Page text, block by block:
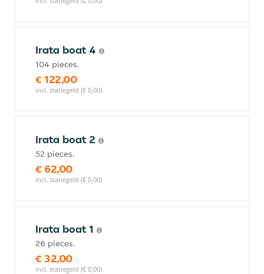
Irata boat 4
104 pieces.
€ 122,00
incl. statiegeld (€ 0,00)
Irata boat 2
52 pieces.
€ 62,00
incl. statiegeld (€ 0,00)
Irata boat 1
26 pieces.
€ 32,00
incl. statiegeld (€ 0,00)